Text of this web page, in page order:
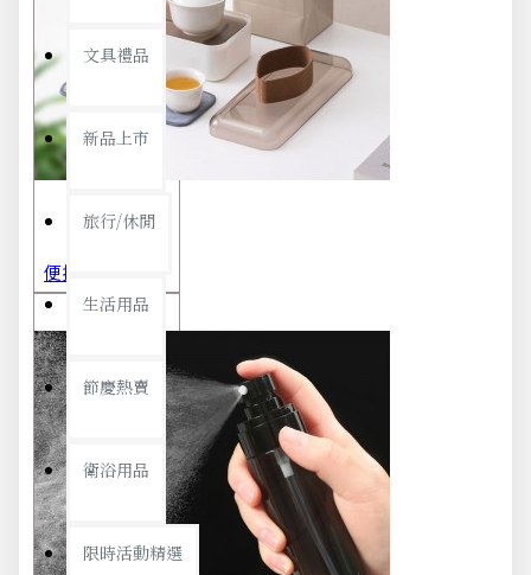
文具禮品
新品上市
旅行/休閒
生活用品
節慶熱賣
衛浴用品
限時活動精選